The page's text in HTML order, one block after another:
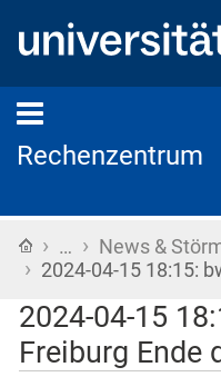
Rechenzentrum
Startseite
› … › News &
› 2024-04-15 18:15:
2024-04-15
Freiburg Ende